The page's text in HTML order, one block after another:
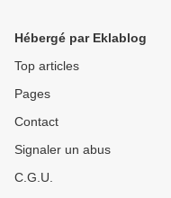
Hébergé par Eklablog
Top articles
Pages
Contact
Signaler un abus
C.G.U.